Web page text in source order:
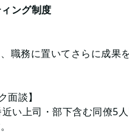
ング制度
職務に置いてさらに成果
面談】
い上司・部下含む同僚5